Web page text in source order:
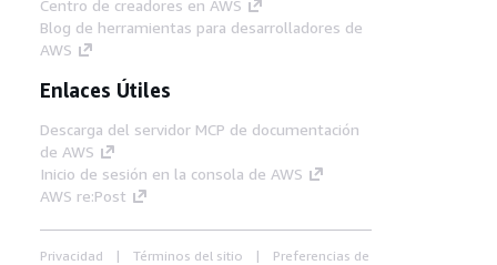
Centro de creadores en AWS
Blog de herramientas para desarrolladores de
AWS
Enlaces Útiles
Descarga del servidor MCP de documentación
de AWS
Inicio de sesión en la consola de AWS
AWS re:Post
Privacidad Términos del sitio
Preferencias de